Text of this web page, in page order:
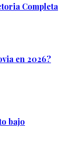
Completa
en 2026?
bajo